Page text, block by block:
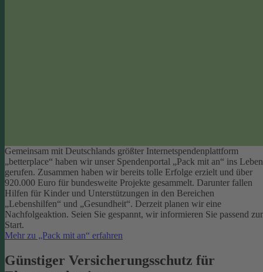
Gemeinsam mit Deutschlands größter Internetspendenplattform
„betterplace“ haben wir unser Spendenportal „Pack mit an“ ins Leben
gerufen. Zusammen haben wir bereits tolle Erfolge erzielt und über
920.000 Euro für bundesweite Projekte gesammelt. Darunter fallen
Hilfen für Kinder und Unterstützungen in den Bereichen
„Lebenshilfen“ und „Gesundheit“. Derzeit planen wir eine
Nachfolgeaktion. Seien Sie gespannt, wir informieren Sie passend
Start.
Mehr zu „Pack mit an“ erfahren
Günstiger Versicherungsschutz für